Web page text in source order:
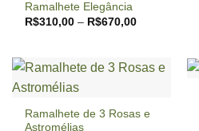
Ramalhete Elegância
R$310,00 – R$670,00Price
R$670,00
Ramalhete de 3 Rosas e
Astromélias